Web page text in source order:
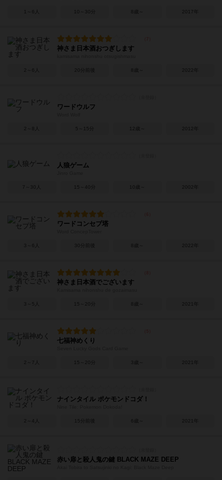
1～6人 10～30分 8歳～ 2017年
神さま日本酒おつぎします
2～6人 20分前後 8歳～ 2022年
ワードウルフ
2～8人 5～15分 12歳～ 2012年
人狼ゲーム
7～30人 15～40分 10歳～ 2002年
ワードコンセプ塔
3～6人 30分前後 8歳～ 2022年
神さま日本酒でございます
3～5人 15～20分 8歳～ 2021年
七福神めくり
2～7人 15～20分 3歳～ 2021年
ナインタイル ポケモンドコダ！
2～4人 15分前後 6歳～ 2021年
赤い扉と殺人鬼の鍵 BLACK MAZE DEEP